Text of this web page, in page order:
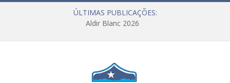
ÚLTIMAS PUBLICAÇÕES:
Aldir Blanc 2026